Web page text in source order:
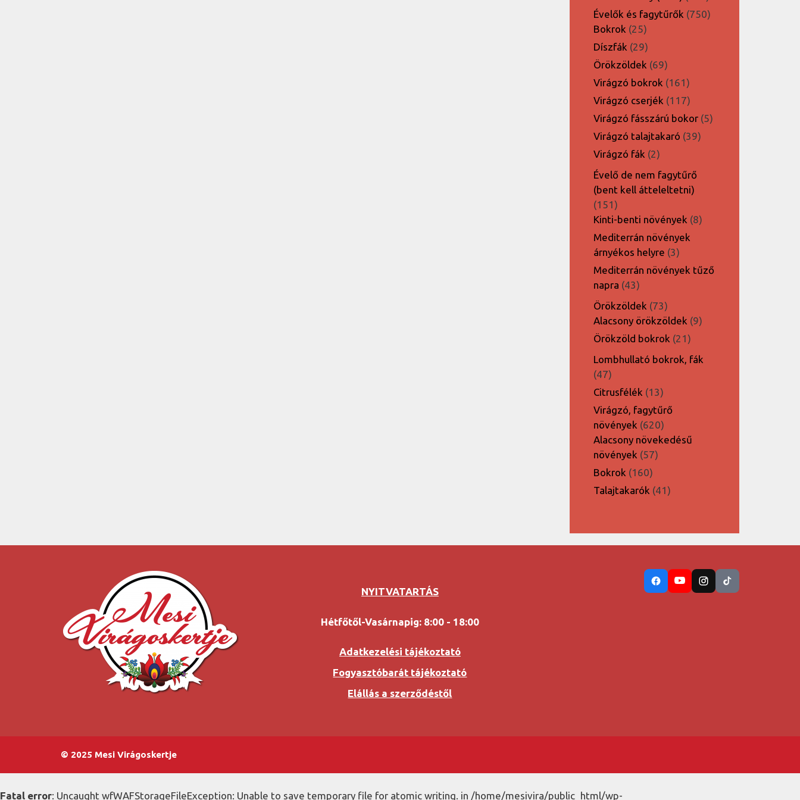
termék
Évelők és fagytűrők 750750
Bokrok 2525
termék
Díszfák 2929
termék
Örökzöldek 6969
termék
Virágzó bokrok 161161
termék
Virágzó cserjék 117117
termék
Virágzó fásszárú bokor 55
Virágzó talajtakaró 3939
Virágzó fák 22
termék
Évelő de nem fagytűrő
(bent kell átteleltetni)
151151
termék
Kinti-benti növények 88
Mediterrán növények
árnyékos helyre 33
termék
Mediterrán növények tűző
napra 4343
termék
Örökzöldek 7373
termék
Alacsony örökzöldek 99
Örökzöld bokrok 2121
termék
Lombhullató bokrok, fák
4747
termék
Citrusfélék 1313
termék
Virágzó, fagytűrő
növények 620620
termék
Alacsony növekedésű
növények 5757
Bokrok 160160
termék
Talajtakarók 4141
NYITVATARTÁS
Hétfőtől-Vasárnapig: 8:00 - 18:00
Adatkezelési tájékoztató
Fogyasztóbarát tájékoztató
Elállás a szerződéstől
© 2025 Mesi Virágoskertje
Fatal error: Uncaught wfWAFStorageFileException: Unable to save temporary file for atomic writing. in /home/mesivira/public_html/wp-